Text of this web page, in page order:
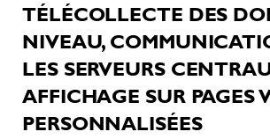
TÉLÉCOLLECTE DES
NIVEAU,
LES SERVEURS
AFFICHAGE SUR PAGES
PERSONNALISÉES